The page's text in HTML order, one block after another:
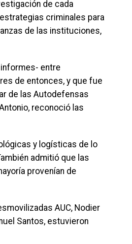
de cada
criminales para
de las instituciones,
entre
de entonces, y que fue
de las Autodefensas
reconoció las
y logísticas de lo
admitió que las
provenían de
AUC, Nodier
Santos, estuvieron